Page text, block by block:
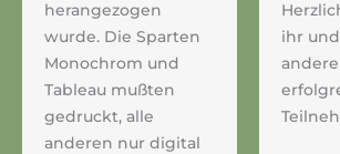
herangezogen
wurde. Die Sparten
Monochrom und
Tableau mußten
gedruckt, alle
anderen nur digital
ihr